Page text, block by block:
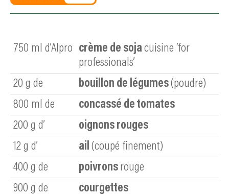
750 ml d’Alpro crème de soja cuisine ‘for
professionals’
20 g de bouillon de légumes(poudre)
800 ml de
concassé de tomates
200 g d’
oignons rouges
12 g d’ ail (coupé finement)
400 g de poivrons rouge
900 g de
courgettes